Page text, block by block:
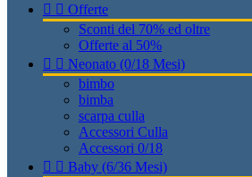
  Offerte
Sconti del 70% ed oltre
Offerte al 50%
  Neonato (0/18 Mesi)
bimbo
bimba
scarpa culla
Accessori Culla
Accessori 0/18
  Baby (6/36 Mesi)